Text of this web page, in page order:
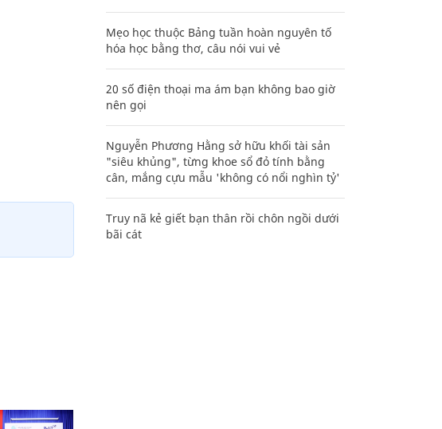
Mẹo học thuộc Bảng tuần hoàn nguyên tố
hóa học bằng thơ, câu nói vui vẻ
20 số điện thoại ma ám bạn không bao giờ
nên gọi
Nguyễn Phương Hằng sở hữu khối tài sản
"siêu khủng", từng khoe sổ đỏ tính bằng
cân, mắng cựu mẫu 'không có nổi nghìn tỷ'
Truy nã kẻ giết bạn thân rồi chôn ngồi dưới
bãi cát